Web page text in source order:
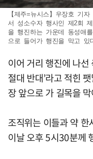
【제주=뉴시스】우장호 기
서 성소수자 행사인 제2회
을 행진하는 가운데 동성애
으로 들어가 행진을 막고 있
이어 거리 행진에 나선
절대 반대’라고 적힌
장 앞으로 가 길목을
조직위는 이들과 약
이날 오후 5시30분께